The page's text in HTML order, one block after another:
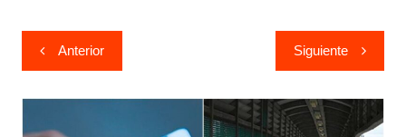
Navegación
de
entradas
Anterior Siguiente